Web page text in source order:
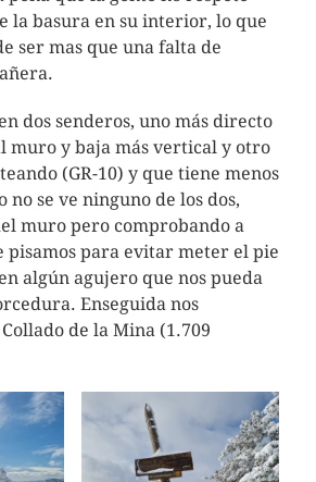
la basura en su interior, lo que
ser mas que una falta de
dos senderos, uno más directo
muro y baja más vertical y otro
(GR-10) y que tiene menos
no se ve ninguno de los dos,
muro pero comprobando a
pisamos para evitar meter el pie
algún agujero que nos pueda
Enseguida nos
de la Mina (1.709